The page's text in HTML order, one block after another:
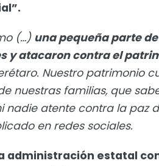
(…) una pequeña parte
y atacaron contra el
Nuestro patrimonio
nuestras familias, que
nadie atente contra la paz
en redes sociales.
administración estatal